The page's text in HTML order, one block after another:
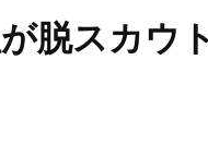
脱スカウ